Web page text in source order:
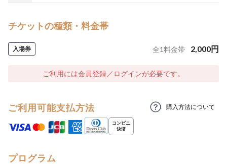
チケットの種類・料金帯
入場券 全1料金帯 2,000円
ご利用には会員登録／ログインが必要です。
ご利用可能支払方法 購入方法について
プログラム